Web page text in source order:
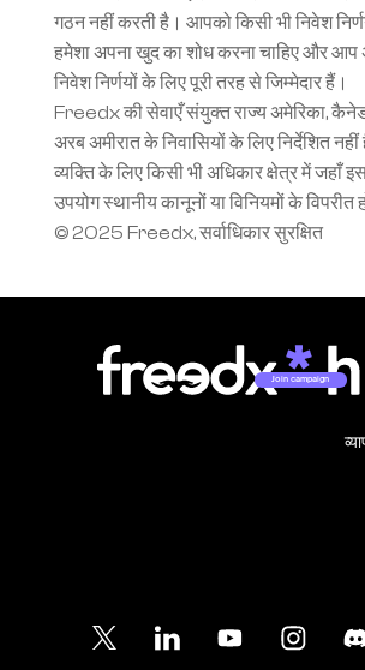
गठन नहीं करती है। आपको किसी भी निवेश
हमेशा अपना खुद का शोध करना चाहिए और आप
निवेश निर्णयों के लिए पूरी तरह से जिम्मेदार हैं।
Freedx की सेवाएँ संयुक्त राज्य अमेरिका,
अरब अमीरात के निवासियों के लिए निर्देशित
व्यक्ति के लिए किसी भी अधिकार क्षेत्र में जहाँ
उपयोग स्थानीय कानूनों या विनियमों के विपरीत
© 2025 Freedx, सर्वाधिकार सुरक्षित
Join campaign